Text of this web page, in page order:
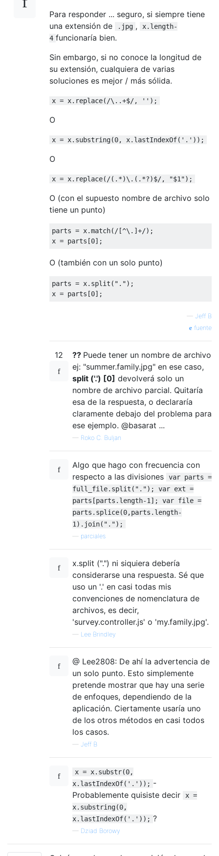
Para responder ... seguro, si siempre tiene
una extensión de
.jpg ,
x.length-
4 funcionaría bien.
Sin embargo, si no conoce la longitud de
su extensión, cualquiera de varias
soluciones es mejor / más sólida.
x = x.replace(/\..+$/, '');
O
x = x.substring(0, x.lastIndexOf('.'));
O
x = x.replace(/(.*)\.(.*?)$/, "$1");
O (con el supuesto nombre de archivo solo
tiene un punto)
parts = x.match( /[^\.]+/);
x = parts [0];
O (también con un solo punto)
parts = x. split ( ".");
x = parts [0];
— Jeff B
fuente
12 ?? Puede tener un nombre de archivo
ej: "summer.family.jpg" en ese caso,
split ('.') [0] devolverá solo un
nombre de archivo parcial. Quitaría
esa de la respuesta, o declararía
claramente debajo del problema para
ese ejemplo. @basarat ...
— Roko C. Buljan
Algo que hago con frecuencia con
respecto a las divisiones
var parts =
full_file.split("."); var ext =
parts[parts.length-1]; var file =
parts.splice(0,parts.length-
1).join(".");
parciales
x.split (".") ni siquiera debería
considerarse una respuesta. Sé que
uso un '.' en casi todas mis
convenciones de nomenclatura de
archivos, es decir,
'survey.controller.js' o 'my.family.jpg'.
— Lee Brindley
@ Lee2808: De ahí la advertencia de
un solo punto. Esto simplemente
pretende mostrar que hay una serie
de enfoques, dependiendo de la
aplicación. Ciertamente usaría uno
de los otros métodos en casi todos
los casos.
— Jeff B
x = x.substr(0,
x.lastIndexOf('.')); -
Probablemente quisiste decir
x =
x.substring(0,
x.lastIndexOf('.')); ?
— Dziad Borowy